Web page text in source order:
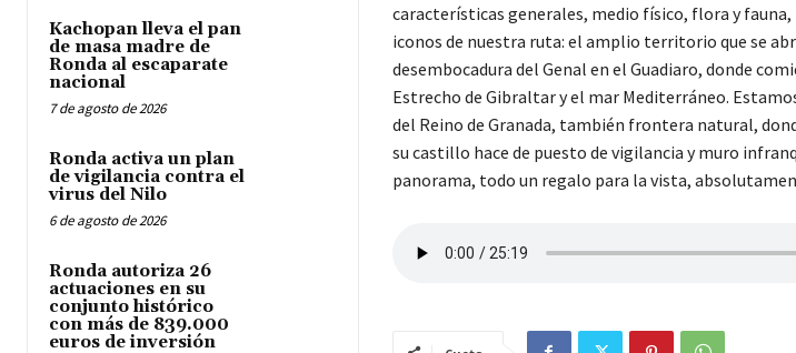
Kachopan lleva el pan
de masa madre de
Ronda al escaparate
nacional
7 de agosto de 2026
Ronda activa un plan
de vigilancia contra el
virus del Nilo
6 de agosto de 2026
Ronda autoriza 26
actuaciones en su
conjunto histórico
con más de 839.000
euros de inversión
características generales, medio físico, flora y fauna,
iconos de nuestra ruta: el amplio territorio que se
desembocadura del Genal en el Guadiaro, donde
Estrecho de Gibraltar y el mar Mediterráneo.
del Reino de Granada, también frontera natural,
su castillo hace de puesto de vigilancia y muro
panorama, todo un regalo para la vista,